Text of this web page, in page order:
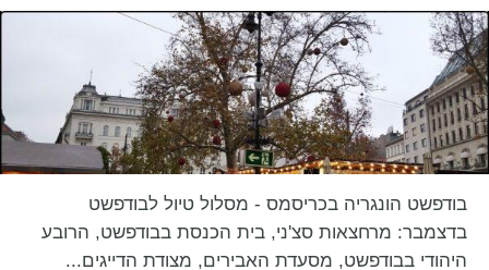
בודפשט הונגריה בכריסמס - מסלול טיול לבודפשט
בדצמבר: מרחצאות סצ'ני, בית הכנסת בבודפשט, הרובע
היהודי בבודפשט, מסעדת האבירים, מצודת הדייגים...